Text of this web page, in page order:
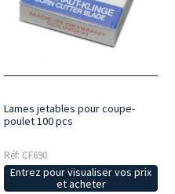
Lames jetables pour coupe-
poulet 100 pcs
Réf: CF690
Entrez pour visualiser vos prix
et acheter